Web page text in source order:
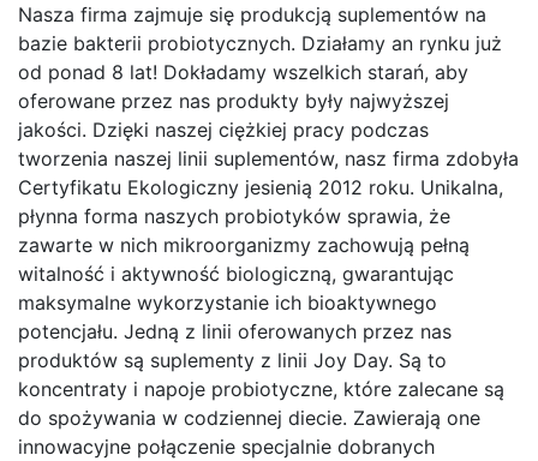
Nasza firma zajmuje się produkcją suplementów na
bazie bakterii probiotycznych. Działamy an rynku już
od ponad 8 lat! Dokładamy wszelkich starań, aby
oferowane przez nas produkty były najwyższej
jakości. Dzięki naszej ciężkiej pracy podczas
tworzenia naszej linii suplementów, nasz firma zdobyła
Certyfikatu Ekologiczny jesienią 2012 roku. Unikalna,
płynna forma naszych probiotyków sprawia, że
zawarte w nich mikroorganizmy zachowują pełną
witalność i aktywność biologiczną, gwarantując
maksymalne wykorzystanie ich bioaktywnego
potencjału. Jedną z linii oferowanych przez nas
produktów są suplementy z linii Joy Day. Są to
koncentraty i napoje probiotyczne, które zalecane są
do spożywania w codziennej diecie. Zawierają one
innowacyjne połączenie specjalnie dobranych